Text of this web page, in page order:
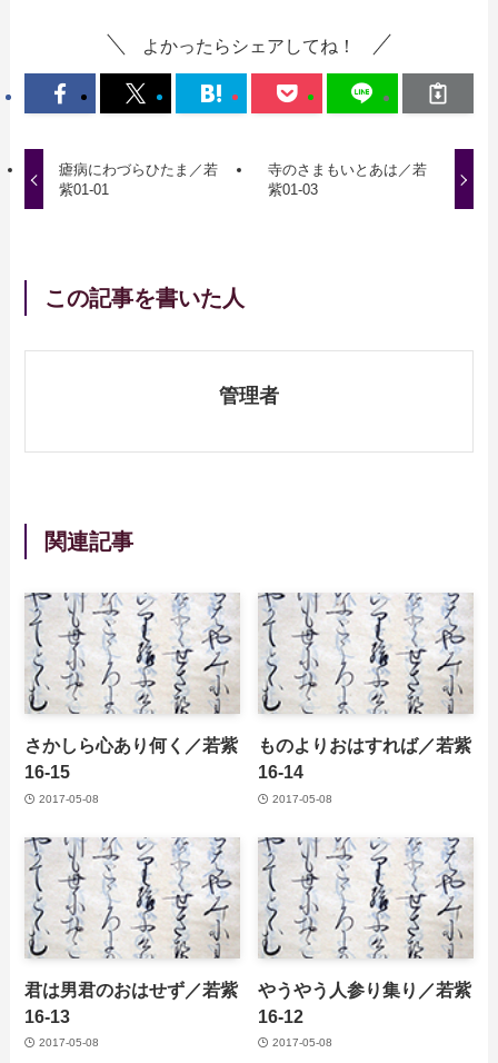
よかったらシェアしてね！
瘧病にわづらひたま／若
紫01-01
寺のさまもいとあは／若
紫01-03
この記事を書いた人
管理者
関連記事
さかしら心あり何く／若紫
16-15
2017-05-08
ものよりおはすれば／若紫
16-14
2017-05-08
君は男君のおはせず／若紫
16-13
2017-05-08
やうやう人参り集り／若紫
16-12
2017-05-08